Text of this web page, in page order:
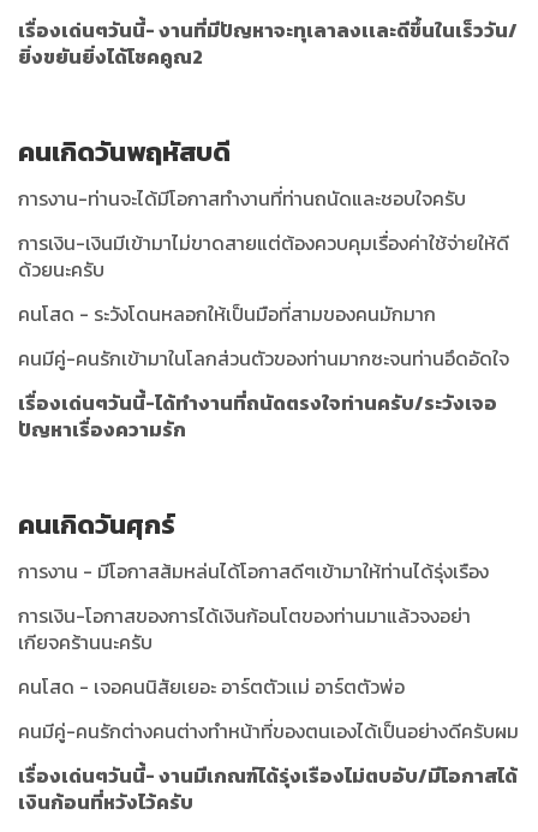
เรื่องเด่นๆวันนี้- งานที่มีปัญหาจะทุเลาลงเเละดีขึ้นในเร็ววัน/
ยิ่งขยันยิ่งได้โชคคูณ2
คนเกิดวันพฤหัสบดี
การงาน-ท่านจะได้มีโอกาสทำงานที่ท่านถนัดและชอบใจครับ
การเงิน-เงินมีเข้ามาไม่ขาดสายแต่ต้องควบคุมเรื่องค่าใช้จ่ายให้ดี
ด้วยนะครับ
คนโสด - ระวังโดนหลอกให้เป็นมือที่สามของคนมักมาก
คนมีคู่-คนรักเข้ามาในโลกส่วนตัวของท่านมากซะจนท่านอึดอัดใจ
เรื่องเด่นๆวันนี้-ได้ทำงานที่ถนัดตรงใจท่านครับ/ระวังเจอ
ปัญหาเรื่องความรัก
คนเกิดวันศุกร์
การงาน - มีโอกาสส้มหล่นได้โอกาสดีๆเข้ามาให้ท่านได้รุ่งเรือง
การเงิน-โอกาสของการได้เงินก้อนโตของท่านมาแล้วจงอย่า
เกียจคร้านนะครับ
คนโสด - เจอคนนิสัยเยอะ อาร์ตตัวเเม่ อาร์ตตัวพ่อ
คนมีคู่-คนรักต่างคนต่างทำหน้าที่ของตนเองได้เป็นอย่างดีครับผม
เรื่องเด่นๆวันนี้- งานมีเกณฑ์ได้รุ่งเรืองไม่ตบอับ/มีโอกาสได้
เงินก้อนที่หวังไว้ครับ